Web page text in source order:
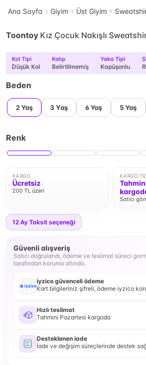
Ana Sayfa Giyim Üst Giyim
Toontoy Kız Çocuk Nakışlı
Kol Tipi
Düşük Kol
Kalıp
Belirtilmemiş
Yaka Tipi
Kapüşonlu
Beden
2 Yaş 3 Yaş 6 Yaş 5 Yaş
Renk
KARGO
Ücretsiz
200 TL üzeri
KARGO
Satıcı
12 Ay Taksit seçeneği
Güvenli alışveriş
Satıcı doğrulandı, ödeme ve teslimat süreci
tarafından koruma altında.
iyzico güvenceli ödeme
Kart bilgileriniz şifreli, ödeme iyzico
Hızlı teslimat
Tahmini Pazartesi kargoda
Desteklenen iade
İade ve değişim süreçlerinde destek